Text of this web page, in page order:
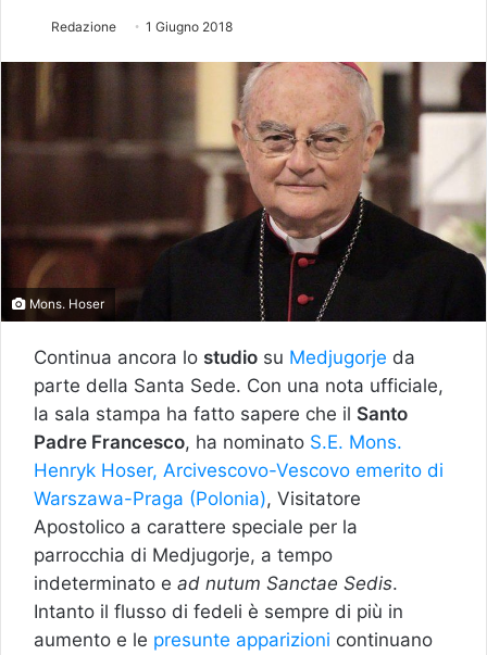
Redazione 1 Giugno 2018
Mons. Hoser
Continua ancora lo studio su Medjugorje da
parte della Santa Sede. Con una nota ufficiale,
la sala stampa ha fatto sapere che il Santo
Padre Francesco, ha nominato S.E. Mons.
Henryk Hoser, Arcivescovo-Vescovo emerito di
Warszawa-Praga (Polonia), Visitatore
Apostolico a carattere speciale per la
parrocchia di Medjugorje, a tempo
indeterminato e ad nutum Sanctae Sedis.
Intanto il flusso di fedeli è sempre di più in
aumento e le presunte apparizioni continuano